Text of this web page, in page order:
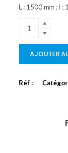
L : 1500 mm ; l :
AJOUTER
Réf :